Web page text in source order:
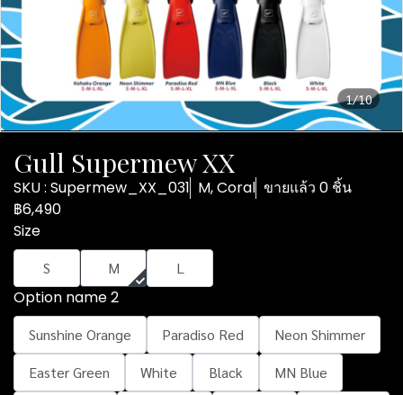
1/10
Gull Supermew XX
SKU : Supermew_XX_031 M, Coral ขายแล้ว 0 ชิ้น
฿6,490
Size
S M L
Option name 2
Sunshine Orange Paradiso Red
Neon Shimmer
Easter Green
White Black
MN Blue